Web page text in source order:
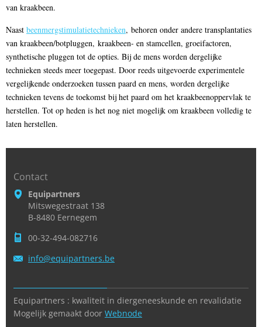
van kraakbeen.
Naast beenmergstimulatietechnieken, behoren onder andere transplantaties
van kraakbeen/botpluggen, kraakbeen- en stamcellen, groeifactoren,
synthetische pluggen tot de opties. Bij de mens worden dergelijke
technieken steeds meer toegepast. Door reeds uitgevoerde experimentele
vergelijkende onderzoeken tussen paard en mens, worden dergelijke
technieken tevens de toekomst bij het paard om het kraakbeenoppervlak te
herstellen. Tot op heden is het nog niet mogelijk om kraakbeen volledig te
laten herstellen.
Contact
Equipartners
Mitswegestraat 138
B-8480 Eernegem
00-32-494-082716
info@equipartners.be
Equipartners : kwaliteit in diergeneeskunde en revalidatie
Mogelijk gemaakt door Webnode